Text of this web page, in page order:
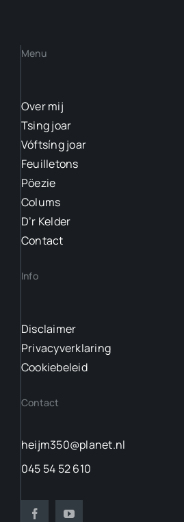
Menu
Over mij
Tsing joar
Vóftsíng joar
Feuilletons
Pöezie
Colums
D’r Kelder
Contact
Info
Disclaimer
Privacyverklaring
Cookiebeleid
Contact
heijm350@planet.nl
045 54 52 610